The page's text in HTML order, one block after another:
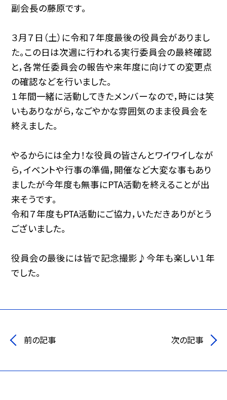
副会長の藤原です。
３月７日（土）に令和７年度最後の役員会がありまし
た。この日は次週に行われる実行委員会の最終確認
と，各常任委員会の報告や来年度に向けての変更点
の確認などを行いました。
１年間一緒に活動してきたメンバーなので，時には笑
いもありながら，なごやかな雰囲気のまま役員会を
終えました。
やるからには全力！な役員の皆さんとワイワイしなが
ら，イベントや行事の準備，開催など大変な事もあり
ましたが今年度も無事にPTA活動を終えることが出
来そうです。
令和７年度もPTA活動にご協力，いただきありがとう
ございました。
役員会の最後には皆で記念撮影♪今年も楽しい１年
でした。
前の記事 次の記事